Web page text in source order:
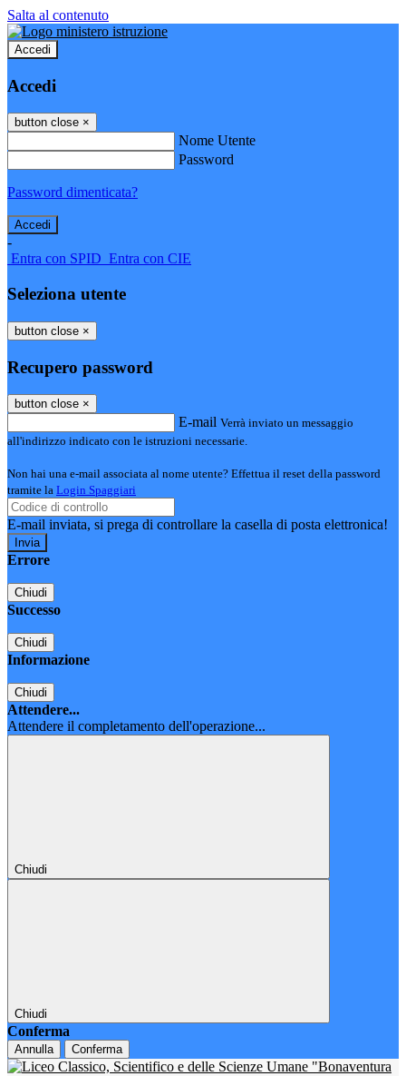
Salta al contenuto
Accedi
Accedi
button close ×
Nome Utente
Password
Password dimenticata?
-
Entra con SPID Entra con CIE
Seleziona utente
button close ×
Recupero password
button close ×
E-mail Verrà inviato un messaggio
all'indirizzo indicato con le istruzioni necessarie.
Non hai una e-mail associata al nome utente? Effettua il reset della password
tramite la Login Spaggiari
E-mail inviata, si prega di controllare la casella di posta elettronica!
Errore
Chiudi
Successo
Chiudi
Informazione
Chiudi
Attendere...
Attendere il completamento dell'operazione...
Chiudi
Chiudi
Conferma
Annulla Conferma